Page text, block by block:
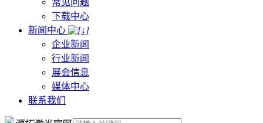
常见问题
下载中心
新闻中心
企业新闻
行业新闻
展会信息
媒体中心
联系我们